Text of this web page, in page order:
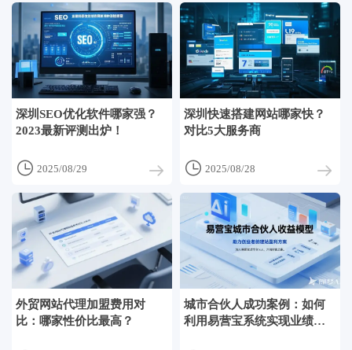
深圳SEO优化软件哪家强？
2023最新评测出炉！
 2025/08/29
深圳快速搭建网站哪家快？
对比5大服务商
 2025/08/28
外贸网站代理加盟费用对
比：哪家性价比最高？
城市合伙人成功案例：如何
利用易营宝系统实现业绩翻